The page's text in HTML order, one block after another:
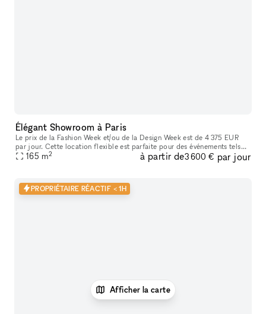
Élégant Showroom à Paris
Le prix de la Fashion Week et/ou de la Design Week est de 4 375 EUR
par jour. Cette location flexible est parfaite pour des événements tels
que des expositions d'art, offrant des services supplémenta
165 m2 à partir de3 600 € par jour
PROPRIÉTAIRE RÉACTIF < 1H
Afficher la carte